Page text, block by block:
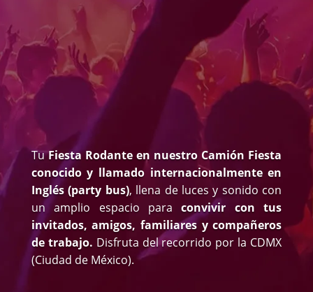
TuFiesta Rodante en nuestro Camión Fiesta
conocido y llamado internacionalmente en
Inglés (party bus), llena de luces y sonido con
un amplio espacio paraconvivir con tus
invitados, amigos, familiares y compañeros
de trabajo. Disfruta del recorrido por la CDMX
(Ciudad de México).